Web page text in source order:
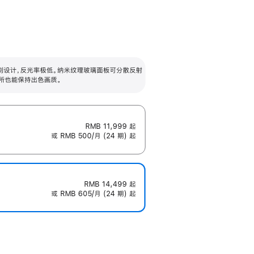
计，反光率极低。纳米纹理玻璃面板可分散反射
也能保持出色画质。
RMB 11,999 起
或 RMB 500/月 (24 期) 起
RMB 14,499 起
或 RMB 605/月 (24 期) 起